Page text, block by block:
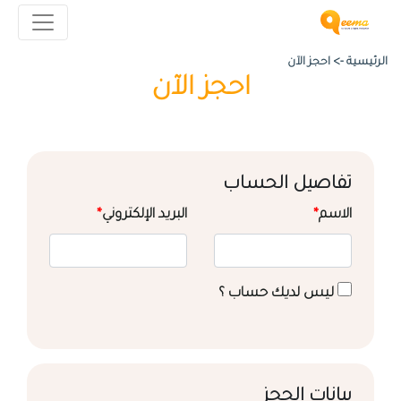
الرئيسية -> احجز الآن
احجز الآن
تفاصيل الحساب
الاسم* البريد الإلكتروني*
ليس لديك حساب ؟